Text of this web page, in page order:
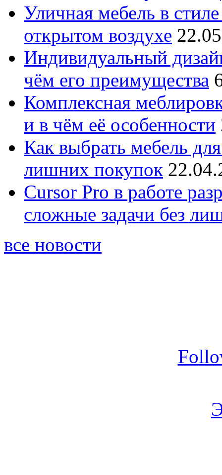
Уличная мебель в
открытом воздухе
Индивидуальный
чём его преимущества
Комплексная
и в чём её особенности
Как выбрать мебель
лишних покупок
Cursor Pro в работе
сложные задачи без
все новости